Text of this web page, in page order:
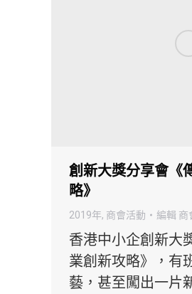
創新大獎分享會《
略》
2019年, 商會活動 編輯 商
香港中小企創新大
業創新攻略》，有
藝，甚至闖出一片